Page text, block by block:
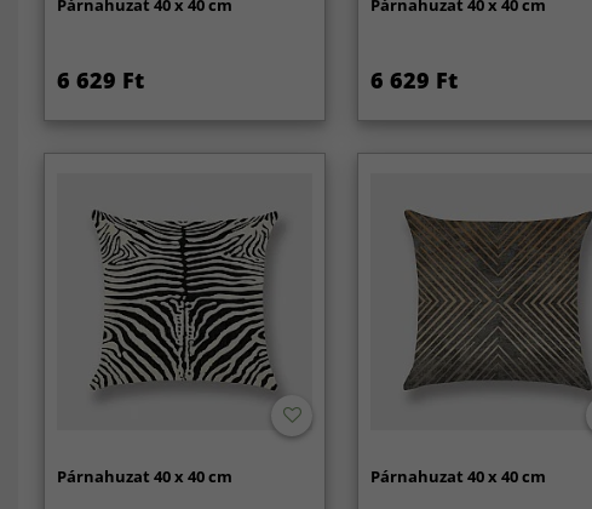
Párnahuzat 40 x 40 cm
6 629 Ft
Párnahuzat 40 x 40 cm
6 629 Ft
Párnahuzat 40 x 40 cm Párnahuzat 40 x 40 cm